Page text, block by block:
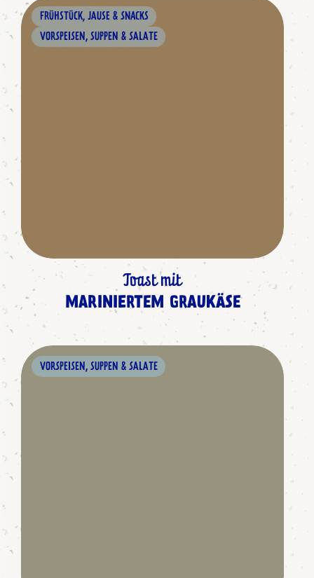
FRÜHSTÜCK, JAUSE & SNACKS
VORSPEISEN, SUPPEN & SALATE
Toast mit
MARINIERTEM GRAUKÄSE
VORSPEISEN, SUPPEN & SALATE